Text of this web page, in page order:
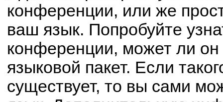
конференции, или же
ваш язык. Попробуйте
конференции, может ли
языковой пакет. Если
существует, то вы сами